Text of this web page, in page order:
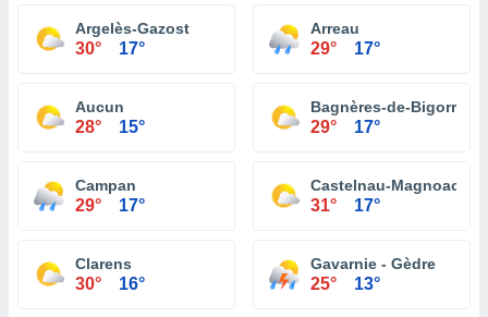
Argelès-Gazost
30° 17°
Arreau
29° 17°
Aucun
28° 15°
Bagnères-de-Bigorre
29° 17°
Campan
29° 17°
Castelnau-Magnoac
31° 17°
Clarens
30° 16°
Gavarnie - Gèdre
25° 13°